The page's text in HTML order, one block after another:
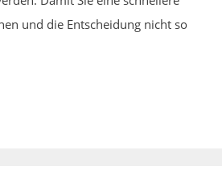
und die Entscheidung nicht so